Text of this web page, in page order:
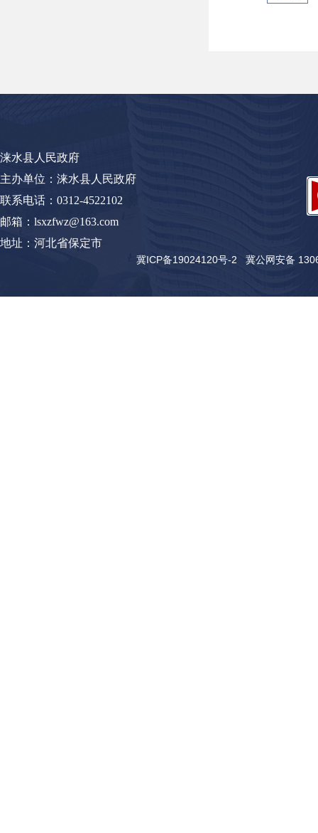
涞水县人民政府
主办单位：涞水县人民政府
联系电话：0312-4522102
邮箱：lsxzfwz@163.com
地址：河北省保定市
冀ICP备19024120号-2 冀公网安备